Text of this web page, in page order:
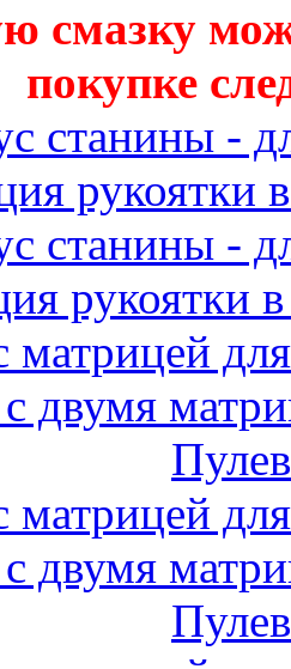
смазку
покупке
станины -
рукоятки
станины -
рукоятки
матрицей
двумя
матрицей
двумя